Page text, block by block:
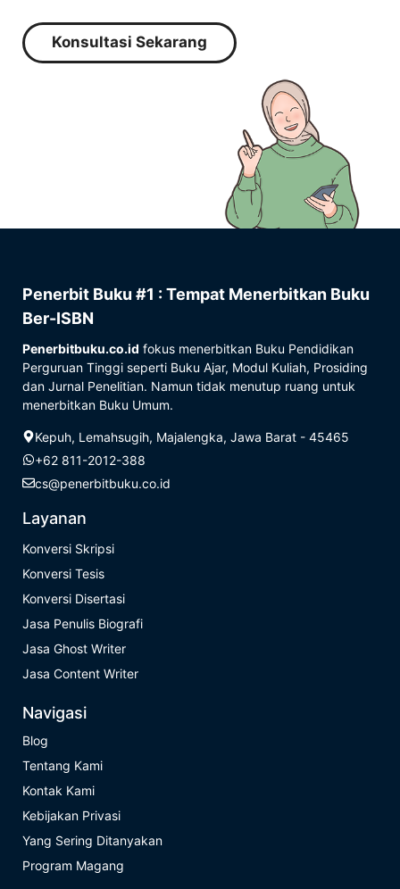
Konsultasi Sekarang
Penerbit Buku #1 : Tempat Menerbitkan Buku
Ber-ISBN
Penerbitbuku.co.id fokus menerbitkan Buku Pendidikan
Perguruan Tinggi seperti Buku Ajar, Modul Kuliah, Prosiding
dan Jurnal Penelitian. Namun tidak menutup ruang untuk
menerbitkan Buku Umum.
Kepuh, Lemahsugih, Majalengka, Jawa Barat - 45465
+62 811-2012-388
cs@penerbitbuku.co.id
Layanan
Konversi Skripsi
Konversi Tesis
Konversi Disertasi
Jasa Penulis Biografi
Jasa Ghost Writer
Jasa Content Writer
Navigasi
Blog
Tentang Kami
Kontak Kami
Kebijakan Privasi
Yang Sering Ditanyakan
Program Magang